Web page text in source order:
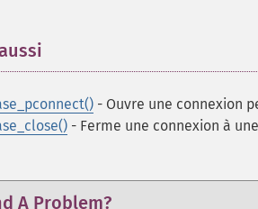
- Ouvre une connexion
- Ferme une connexion à
A Problem?